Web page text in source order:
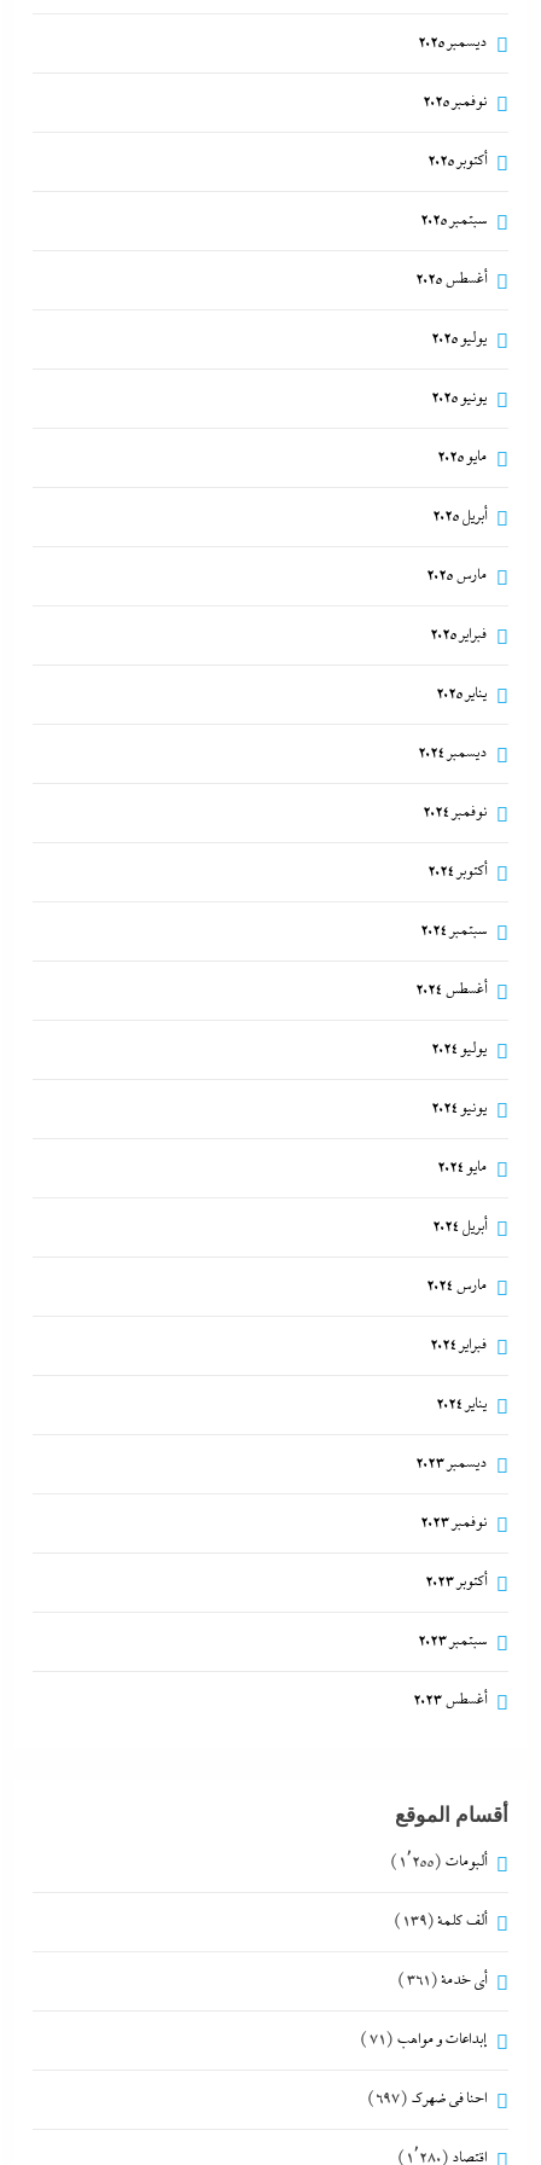
ديسمبر 2025
نوفمبر 2025
أكتوبر 2025
سبتمبر 2025
أغسطس 2025
يوليو 2025
يونيو 2025
مايو 2025
أبريل 2025
مارس 2025
فبراير 2025
يناير 2025
ديسمبر 2024
نوفمبر 2024
أكتوبر 2024
سبتمبر 2024
أغسطس 2024
يوليو 2024
يونيو 2024
مايو 2024
أبريل 2024
مارس 2024
فبراير 2024
يناير 2024
ديسمبر 2023
نوفمبر 2023
أكتوبر 2023
سبتمبر 2023
أغسطس 2023
أقسام الموقع
ألبومات (1٬255)
ألف كلمة(139)
أي خدمة(361)
إبداعات و مواهب (71)
احنا في ضهرك (697)
اقتصاد (1٬280)